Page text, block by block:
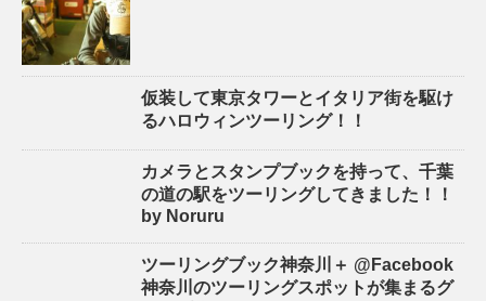
仮装して東京タワーとイタリア街を駆け
るハロウィンツーリング！！
カメラとスタンプブックを持って、千葉
の道の駅をツーリングしてきました！！
by Noruru
ツーリングブック神奈川＋ @Facebook
神奈川のツーリングスポットが集まるグ